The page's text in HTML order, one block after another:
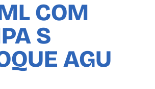
COM
S
AGU